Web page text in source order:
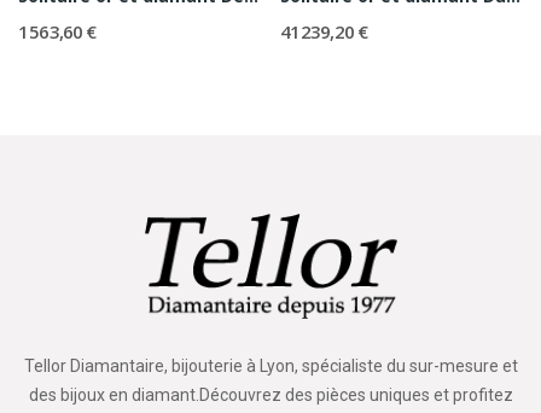
1 563,60 € 41 239,20 €
Tellor Diamantaire, bijouterie à Lyon, spécialiste du sur-mesure et
des bijoux en diamant.Découvrez des pièces uniques et profitez